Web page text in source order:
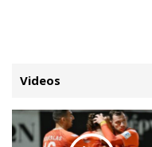
ΚΑΤΗΓΟΡΙΕΣ
Videos